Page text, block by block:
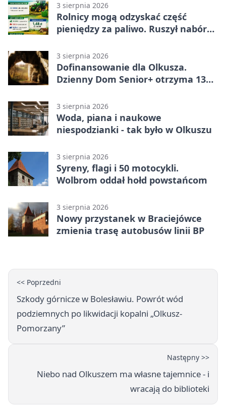
3 sierpnia 2026
Rolnicy mogą odzyskać część
pieniędzy za paliwo. Ruszył nabór
3 sierpnia 2026
Dofinansowanie dla Olkusza.
Dzienny Dom Senior+ otrzyma 134
3 sierpnia 2026
Woda, piana i naukowe
niespodzianki - tak było w Olkuszu
3 sierpnia 2026
Syreny, flagi i 50 motocykli.
Wolbrom oddał hołd powstańcom
3 sierpnia 2026
Nowy przystanek w Braciejówce
zmienia trasę autobusów linii BP
<< Poprzedni
Szkody górnicze w Bolesławiu. Powrót wód
podziemnych po likwidacji kopalni „Olkusz-
Pomorzany”
Następny >>
Niebo nad Olkuszem ma własne tajemnice - i
wracają do biblioteki